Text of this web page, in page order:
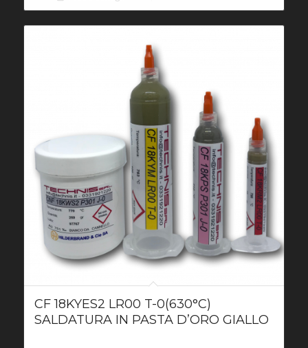
CF 18KYES2 LR00 T-0(630°C)
SALDATURA IN PASTA D’ORO GIALLO